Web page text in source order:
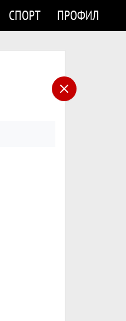
СПОРТ ПРОФИЛ